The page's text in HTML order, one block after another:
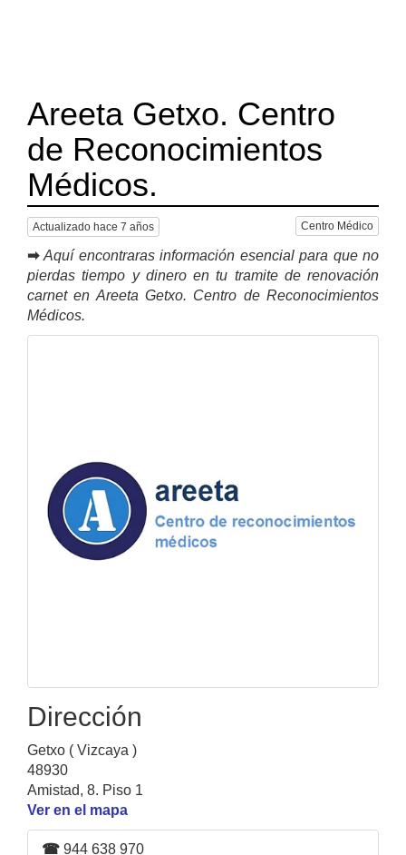
Areeta Getxo. Centro
de Reconocimientos
Médicos.
Actualizado hace 7 años Centro Médico
➡ Aquí encontraras información esencial para que no
pierdas tiempo y dinero en tu tramite de renovación
carnet en Areeta Getxo. Centro de Reconocimientos
Médicos.
Dirección
Getxo ( Vizcaya )
48930
Amistad, 8. Piso 1
Ver en el mapa
☎ 944 638 970